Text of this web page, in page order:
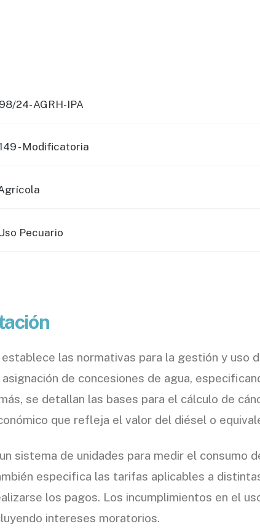
24- AGRH-IPA
- Modificatoria
Pecuario
las normativas para la gestión y uso
de concesiones de agua,
se detallan las bases para el cálculo de
que refleja el valor del diésel o
sistema de unidades para medir el consumo
especifica las tarifas aplicables a
los pagos. Los incumplimientos en el
intereses moratorios.